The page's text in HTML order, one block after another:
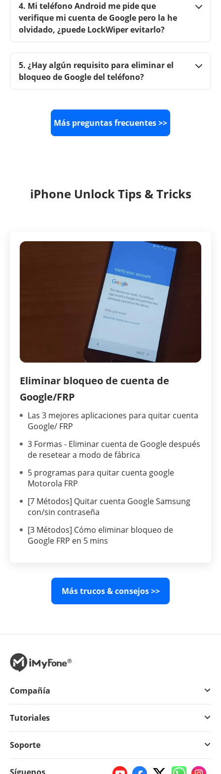
4. Mi teléfono Android me pide que
verifique mi cuenta de Google pero la he
olvidado, ¿puede LockWiper evitarlo?
5. ¿Hay algún requisito para eliminar el
bloqueo de Google del teléfono?
Más preguntas frecuentes >>
iPhone Unlock Tips & Tricks
Eliminar bloqueo de cuenta de
Google/FRP
Las 3 mejores aplicaciones para quitar cuenta
Google/ FRP
3 Formas - Eliminar cuenta de Google después
de resetear a modo de fábrica
5 programas para quitar cuenta google
Motorola FRP
[7 Métodos] Quitar cuenta Google Samsung
con/sin contraseña
[3 Métodos] Cómo eliminar bloqueo de
Google FRP en 5 mins
Más trucos & consejos >>
Compañía
Tutoriales
Soporte
Síguenos